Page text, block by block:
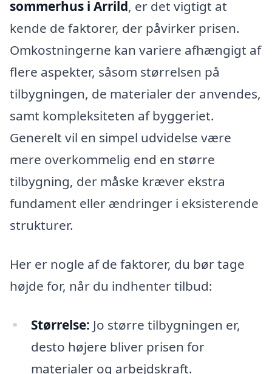
sommerhus i Arrild, er det vigtigt at
kende de faktorer, der påvirker prisen.
Omkostningerne kan variere afhængigt af
flere aspekter, såsom størrelsen på
tilbygningen, de materialer der anvendes,
samt kompleksiteten af byggeriet.
Generelt vil en simpel udvidelse være
mere overkommelig end en større
tilbygning, der måske kræver ekstra
fundament eller ændringer i eksisterende
strukturer.
Her er nogle af de faktorer, du bør tage
højde for, når du indhenter tilbud:
Størrelse: Jo større tilbygningen er,
desto højere bliver prisen for
materialer og arbejdskraft.